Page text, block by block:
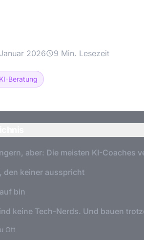
2026 9 Min. Lesezeit
Beratung
aber: Die meisten KI-Coaches
den keiner ausspricht
bin
keine Tech-Nerds. Und bauen
Ott